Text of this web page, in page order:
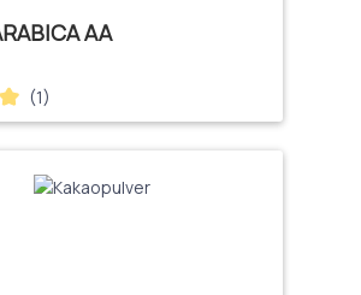
AA
Bewertung von 5 von 5 Sternen
(1)